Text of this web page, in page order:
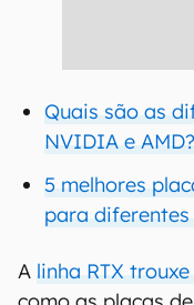
Quais são as
NVIDIA e AMD?
5 melhores
para
A linha RTX